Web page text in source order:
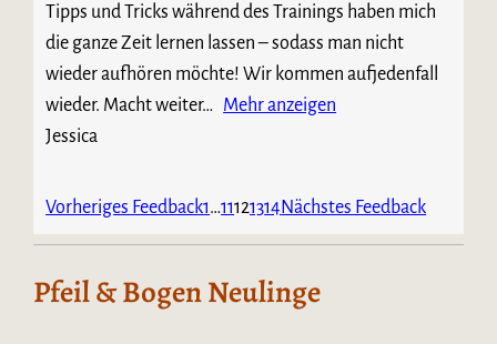
Tipps und Tricks während des Trainings haben mich
die ganze Zeit lernen lassen – sodass man nicht
wieder aufhören möchte! Wir kommen aufjedenfall
wieder. Macht weiter
Mehr anzeigen
Jessica
Navigation
für
Site
Vorheriges FeedbackSeite
1…Seite
11Seite
12Seite
13Seite
14 Nächstes Feedback
Pfeil & Bogen Neulinge